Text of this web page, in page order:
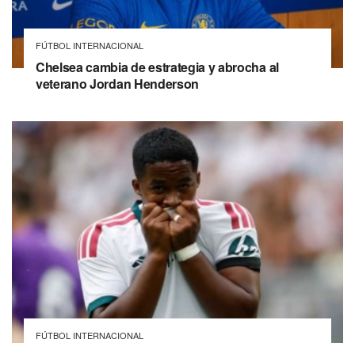
FÚTBOL INTERNACIONAL
Chelsea cambia de estrategia y abrocha al
veterano Jordan Henderson
FÚTBOL INTERNACIONAL